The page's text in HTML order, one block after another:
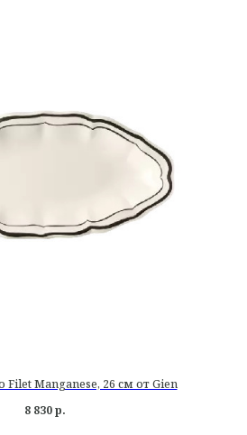
Manganese, 26 см от Gien
8 830р.